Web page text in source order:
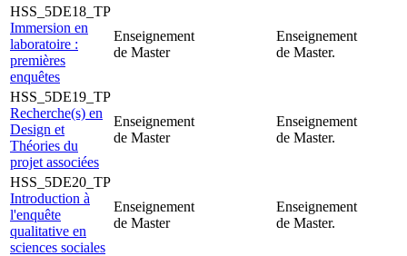
HSS_5DE18_TP
Immersion en
laboratoire :
premières
enquêtes
Enseignement
de Master
Enseignement
de Master.
HSS_5DE19_TP
Recherche(s) en
Design et
Théories du
projet associées
Enseignement
de Master
Enseignement
de Master.
HSS_5DE20_TP
Introduction à
l'enquête
qualitative en
sciences sociales
Enseignement
de Master
Enseignement
de Master.